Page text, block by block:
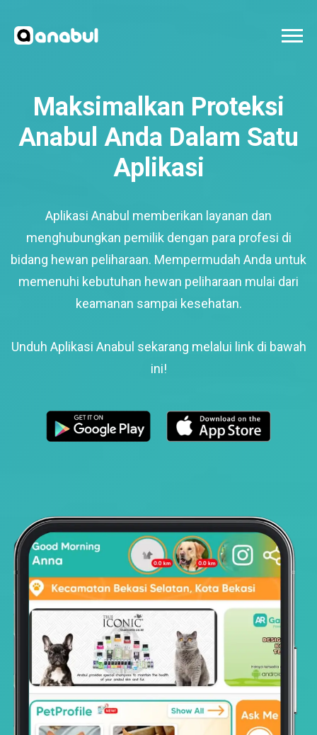
Maksimalkan Proteksi
Anabul Anda Dalam Satu
Aplikasi
Aplikasi Anabul memberikan layanan dan
menghubungkan pemilik dengan para profesi di
bidang hewan peliharaan. Mempermudah Anda untuk
memenuhi kebutuhan hewan peliharaan mulai dari
keamanan sampai kesehatan.
Unduh Aplikasi Anabul sekarang melalui link di bawah
ini!